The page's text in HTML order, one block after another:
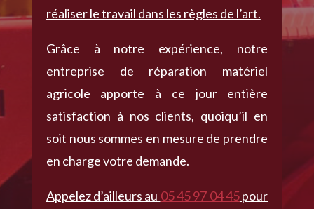
réaliser le travail dans les règles de l’art.
Grâce à notre expérience, notre
entreprise de réparation matériel
agricole apporte à ce jour entière
satisfaction à nos clients, quoiqu’il en
soit nous sommes en mesure de prendre
en charge votre demande.
Appelez d’ailleurs au 05 45 97 04 45pour